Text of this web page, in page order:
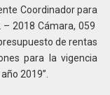
Coordinador para
2018 Cámara, 059
de rentas
para la vigencia
2019”.